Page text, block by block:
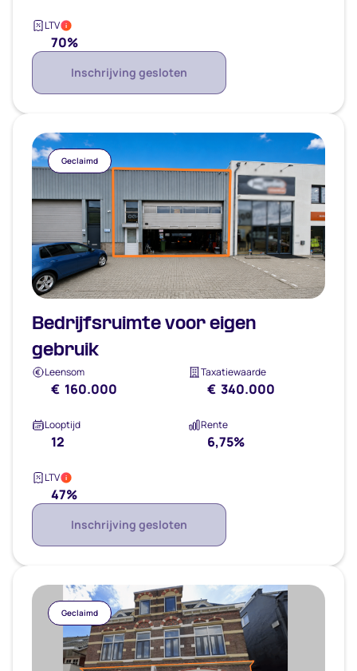
LTV i
70%
Inschrijving gesloten
Bedrijfsruimte voor eigen
gebruik
Leensom
€ 160.000
Taxatiewaarde
€ 340.000
Looptijd
12
Rente
6,75%
LTV i
47%
Inschrijving gesloten
Geclaimd
Geclaimd